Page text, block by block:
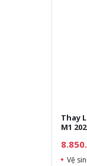
Thay
M1
Vệ